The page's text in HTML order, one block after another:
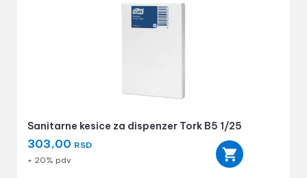
Sanitarne kesice za dispenzer Tork B5 1/25
303,00 RSD
+ 20% pdv